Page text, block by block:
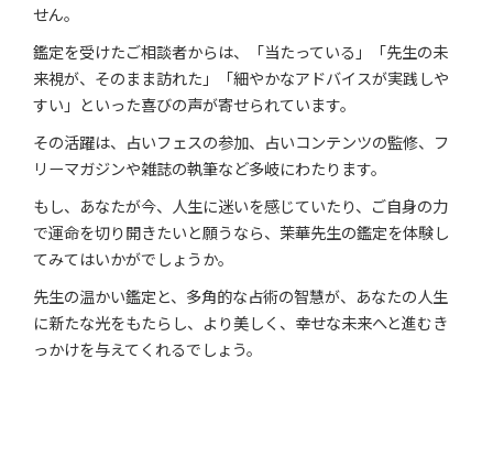
せん。
鑑定を受けたご相談者からは、「当たっている」「先生の未
来視が、そのまま訪れた」「細やかなアドバイスが実践しや
すい」といった喜びの声が寄せられています。
その活躍は、占いフェスの参加、占いコンテンツの監修、フ
リーマガジンや雑誌の執筆など多岐にわたります。
もし、あなたが今、人生に迷いを感じていたり、ご自身の力
で運命を切り開きたいと願うなら、茉華先生の鑑定を体験し
てみてはいかがでしょうか。
先生の温かい鑑定と、多角的な占術の智慧が、あなたの人生
に新たな光をもたらし、より美しく、幸せな未来へと進むき
っかけを与えてくれるでしょう。